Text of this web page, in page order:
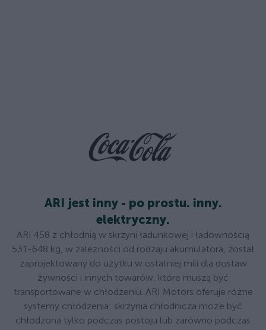
ARI jest inny - po prostu. inny.
elektryczny.
ARI 458 z chłodnią w skrzyni ładunkowej i ładownością
531-648 kg, w zależności od rodzaju akumulatora, został
zaprojektowany do użytku w ostatniej mili dla dostaw
żywności i innych towarów, które muszą być
transportowane w chłodzeniu. ARI Motors oferuje różne
systemy chłodzenia: skrzynia chłodnicza może być
chłodzona tylko podczas postoju lub zarówno podczas